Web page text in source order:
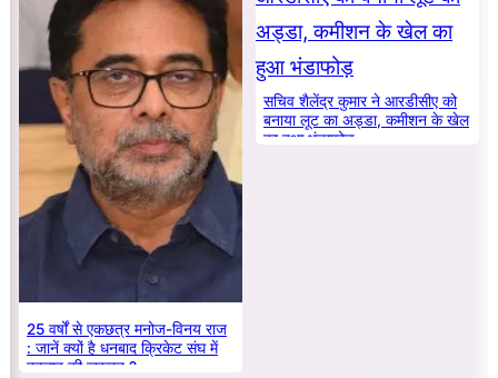
25 वर्षों से एकछत्र मनोज-विनय राज
: जानें क्यों है धनबाद क्रिकेट संघ में
बदलाव की जरूरत ?
सचिव शैलेंद्र कुमार ने आरडीसीए को
बनाया लूट का अड्डा, कमीशन के खेल
का हुआ भंडाफोड़